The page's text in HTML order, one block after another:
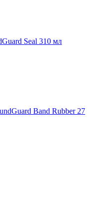
Seal 310 мл
Band Rubber 27